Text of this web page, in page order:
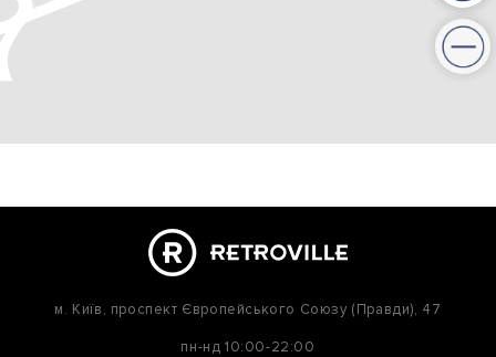
м. Київ, проспект Європейського Союзу (Правди), 47
пн-нд 10:00-22:00